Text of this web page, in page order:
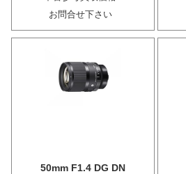
お問合せ下さい
50mm F1.4 DG DN